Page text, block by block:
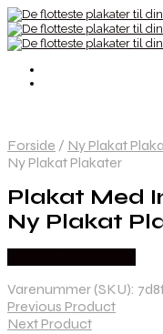
Forside / Ny Plakat
Ny Plakat Plakater
Plakat Med
Ny Plakat
Varenummer (SKU):
Previous Product
Next Product